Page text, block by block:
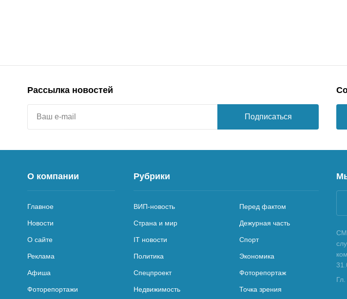
Рассылка новостей
Подписаться
О компании
Главное
Новости
О сайте
Реклама
Афиша
Фоторепортажи
Рубрики
ВИП-новость Перед фактом
Страна и мир Дежурная часть
IT новости Спорт
Политика Экономика
Спецпроект Фоторепортаж
Недвижимость Точка зрения